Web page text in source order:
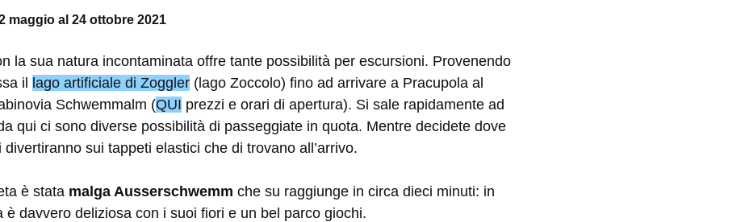
maggio al 24 ottobre 2021
la sua natura incontaminata offre tante possibilità per escursioni. Provenendo
il lago artificiale di Zoggler (lago Zoccolo) fino ad arrivare a Pracupola al
Schwemmalm (QUI prezzi e orari di apertura). Si sale rapidamente ad
qui ci sono diverse possibilità di passeggiate in quota. Mentre decidete dove
sui tappeti elastici che di trovano all’arrivo.
è stata malga Ausserschwemm che su raggiunge in circa dieci minuti: in
è davvero deliziosa con i suoi fiori e un bel parco giochi.